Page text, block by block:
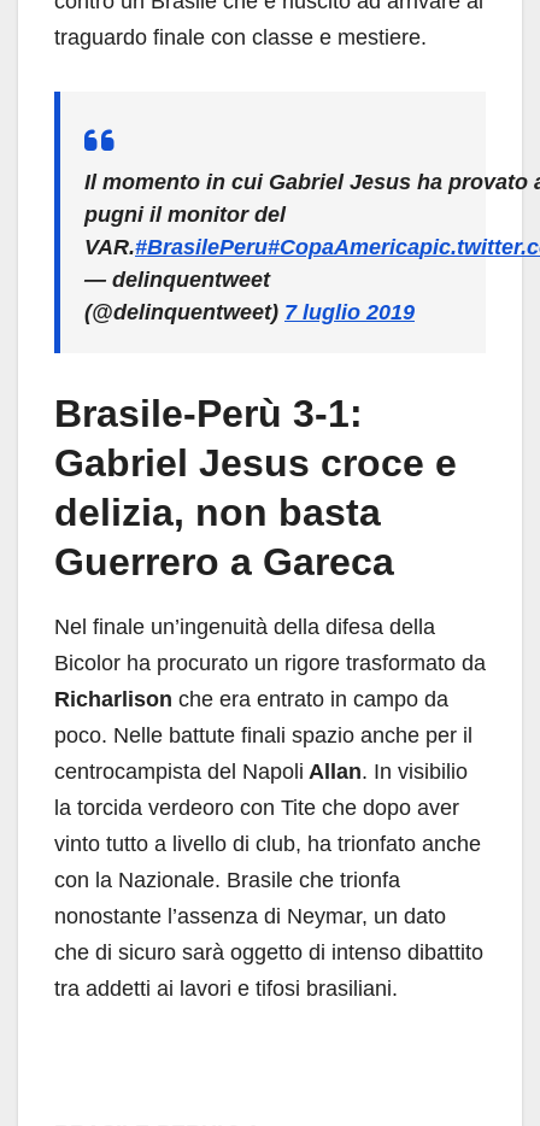
traguardo finale con classe e mestiere.
Il momento in cui Gabriel Jesus ha provato
pugni il monitor del
VAR.#BrasilePeru#CopaAmerica
— delinquentweet
(@delinquentweet) 7 luglio 2019
Brasile-Perù 3-1:
Gabriel Jesus croce e
delizia, non basta
Guerrero a Gareca
Nel finale un’ingenuità della difesa della
Bicolor ha procurato un rigore trasformato da
Richarlison che era entrato in campo da
poco. Nelle battute finali spazio anche per il
centrocampista del Napoli Allan. In visibilio
la torcida verdeoro con Tite che dopo aver
vinto tutto a livello di club, ha trionfato anche
con la Nazionale. Brasile che trionfa
nonostante l’assenza di Neymar, un dato
che di sicuro sarà oggetto di intenso dibattito
tra addetti ai lavori e tifosi brasiliani.